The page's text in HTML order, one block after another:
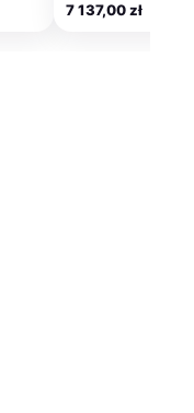
7 137,00zł